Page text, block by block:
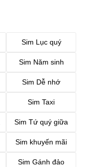
Sim Lục quý
Sim Năm sinh
Sim Dễ nhớ
Sim Taxi
Sim Tứ quý giữa
Sim khuyến mãi
Sim Gánh đảo